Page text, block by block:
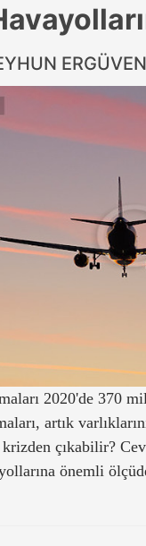
2020'de 370
artık
çıkabilir?
önemli